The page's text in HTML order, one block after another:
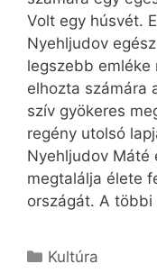
Volt egy húsvét.
Nyehljudov
legszebb emléke
elhozta számára
szív gyökeres
regény utolsó
Nyehljudov Máté
megtalálja élete
országát. A
Kategória
Kultúra